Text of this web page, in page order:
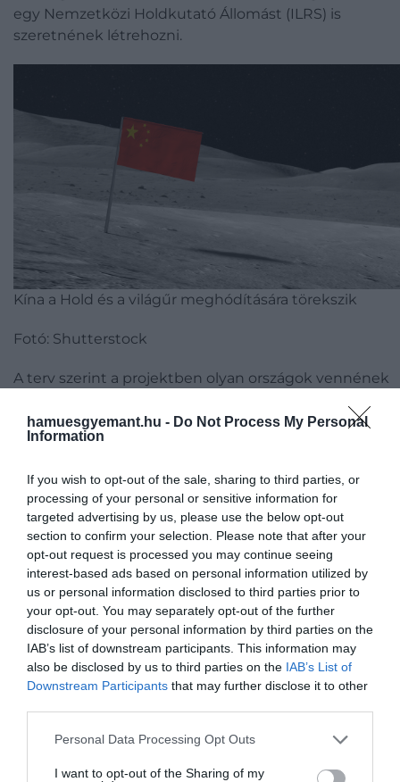
hamuesgyemant.hu - Do Not Process My Personal
Information
If you wish to opt-out of the sale, sharing to third parties, or
processing of your personal or sensitive information for
targeted advertising by us, please use the below opt-out
section to confirm your selection. Please note that after your
opt-out request is processed you may continue seeing
interest-based ads based on personal information utilized by
us or personal information disclosed to third parties prior to
your opt-out. You may separately opt-out of the further
disclosure of your personal information by third parties on the
IAB’s list of downstream participants. This information may
also be disclosed by us to third parties on the IAB’s List of
Downstream Participants that may further disclose it to other
Please note that this website/app uses one or more Google
not limited to your visit or usage behaviour. You may click to
Personal Data Processing Opt Outs
I want to opt-out of the Sharing of my
egy Nemzetközi Holdkutató Állomást (ILRS) is
szeretnének létrehozni.
Kína a Hold és a világűr meghódítására törekszik
Fotó: Shutterstock
A terv szerint a projektben olyan országok vennének
Köztársaság, Venezulea és Egyiptom. A portál szerint
ezek a tervek mind egyértelműen arra utalnak, hogy
az űrkutatásban és az űrgazdaságban egyaránt.
Kína elsődleges célpontja jelenleg a Hold, különös
tekintettel annak déli részére. A kiszivárgott
információk szerint a tervezett Csang’o-7 küldetés
2026-ban veszi kezdetét és a célja az lesz, hogy
kutatásokat végezzen a Hold déli pólusánál található
Shackleton-kráter területén.